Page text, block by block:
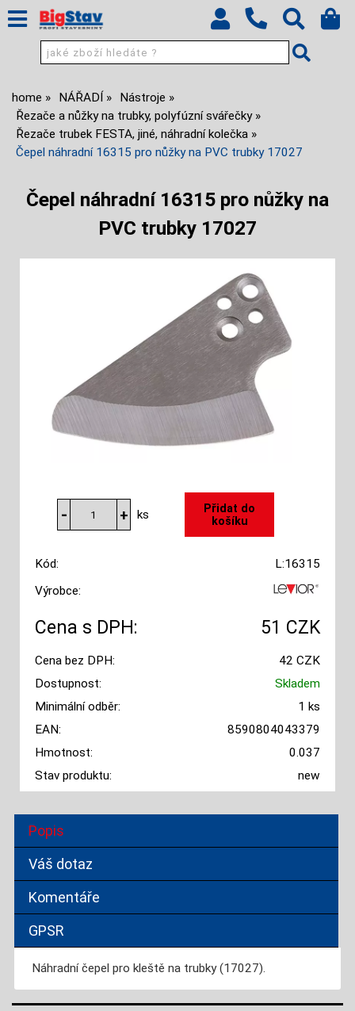
home NÁŘADÍ
Nástroje
Řezače a nůžky na trubky, polyfúzní svářečky
Řezače trubek FESTA, jiné, náhradní kolečka
Čepel náhradní 16315 pro nůžky na PVC trubky 17027
Čepel náhradní 16315 pro nůžky na
PVC trubky 17027
ks
Kód:
L:16315
Výrobce:
Cena s DPH: 51 CZK
Cena bez DPH:
42 CZK
Dostupnost:
Skladem
Minimální odběr:
1 ks
EAN:
8590804043379
Hmotnost:
0.037
Stav produktu:
new
Popis
Váš dotaz
Komentáře
GPSR
Náhradní čepel pro kleště na trubky (17027).